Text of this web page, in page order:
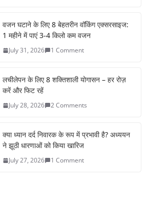
e
वजन घटाने के लिए 8 बेहतरीन वॉकिंग एक्सरसाइज:
1 महीने में पाएं 3-4 किलो कम वजन
July 31, 2026 1 Comment
लचीलेपन के लिए 8 शक्तिशाली योगासन – हर रोज़
करें और फिट रहें
July 28, 2026 2 Comments
क्या ध्यान दर्द निवारक के रूप में प्रभावी है? अध्ययन
ने झूठी धारणाओं को किया खारिज
July 27, 2026 1 Comment